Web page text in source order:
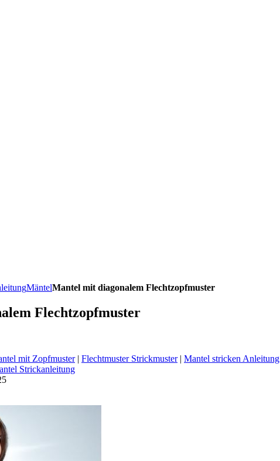
MäntelMantel mit diagonalem Flechtzopfmuster
Flechtzopfmuster
mit Zopfmuster| Flechtmuster Strickmuster| Mantel stricken Anleitung
Strickanleitung